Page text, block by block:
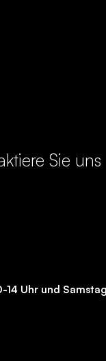
Sie uns
Uhr und